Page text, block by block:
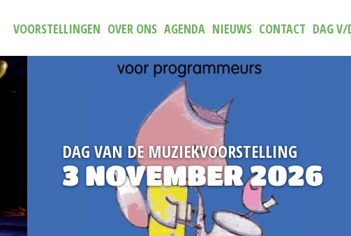
VOORSTELLINGEN OVER ONS AGENDA NIEUWS CONTACT DAG
2026
NIEUW
TRAILER
AAN